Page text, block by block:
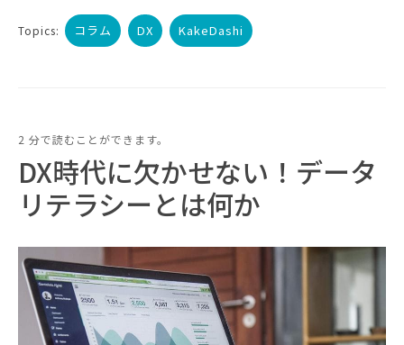
Topics: コラム DX KakeDashi
2 分で読むことができます。
DX時代に欠かせない！データ
リテラシーとは何か